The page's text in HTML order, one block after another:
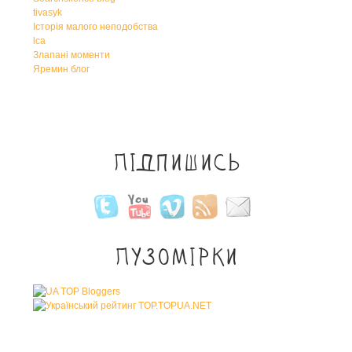
tivasyk
Історія малого неподобства
lca
Злапані моменти
Яремин блог
Підпишись
Пузомірки